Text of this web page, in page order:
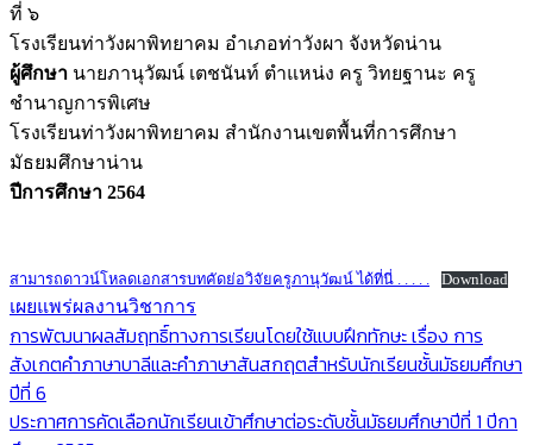
ที่ ๖
โรงเรียนท่าวังผาพิทยาคม อำเภอท่าวังผา จังหวัดน่าน
ผู้ศึกษา นายภานุวัฒน์ เตชนันท์ ตำแหน่ง ครู วิทยฐานะ ครู
ชำนาญการพิเศษ
โรงเรียนท่าวังผาพิทยาคม สำนักงานเขตพื้นที่การศึกษา
มัธยมศึกษาน่าน
ปีการศึกษา 2564
สามารถดาวน์โหลดเอกสารบทคัดย่อวิจัยครูภานุวัฒน์ ได้ที่นี่ . . . . . Download
เผยแพร่ผลงานวิชาการ
แนะแนว
เรื่อง
การพัฒนาผลสัมฤทธิ์ทางการเรียนโดยใช้แบบฝึกทักษะ เรื่อง การ
สังเกตคำภาษาบาลีและคำภาษาสันสกฤตสำหรับนักเรียนชั้นมัธยมศึกษา
ปีที่ 6
ประกาศการคัดเลือกนักเรียนเข้าศึกษาต่อระดับชั้นมัธยมศึกษาปีที่ 1 ปีกา